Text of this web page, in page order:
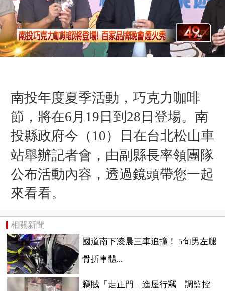
南投年度夏季活動，巧克力咖啡
節，將在6月19日到28日登場。南
投縣政府今（10）日在台北松山車
站舉辦記者會，由副縣長率領團隊
公布活動內容，透過鏡頭帶您一起
來看看。
相關新聞
國道南下凌晨三車追撞！ 5旬男左腿
骨折車體...
竊賊「走正門」進屋行竊 調監控